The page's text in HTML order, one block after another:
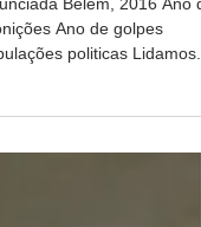
Belém, 2016 Ano
politicas Lidamos...